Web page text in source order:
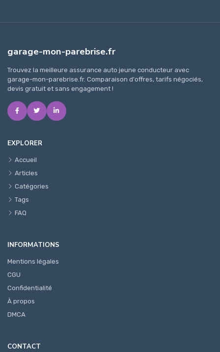
garage-mon-parebrise.fr
Trouvez la meilleure assurance auto jeune conducteur avec
garage-mon-parebrise.fr. Comparaison d'offres, tarifs négociés,
devis gratuit et sans engagement !
EXPLORER
Accueil
Articles
Catégories
Tags
FAQ
INFORMATIONS
Mentions légales
CGU
Confidentialité
À propos
DMCA
CONTACT